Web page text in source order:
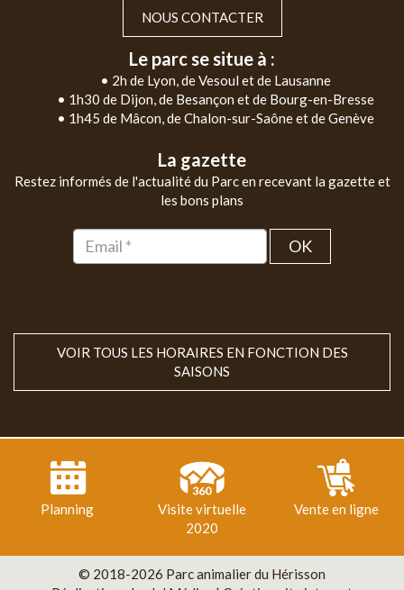
NOUS CONTACTER
Le parc se situe à :
• 2h de Lyon, de Vesoul et de Lausanne
• 1h30 de Dijon, de Besançon et de Bourg-en-Bresse
• 1h45 de Mâcon, de Chalon-sur-Saône et de Genève
La gazette
Restez informés de l'actualité du Parc en recevant la gazette et
les bons plans
OK
VOIR TOUS LES HORAIRES EN FONCTION DES
SAISONS
Planning
Visite virtuelle
2020
Vente en ligne
© 2018-2026 Parc animalier du Hérisson